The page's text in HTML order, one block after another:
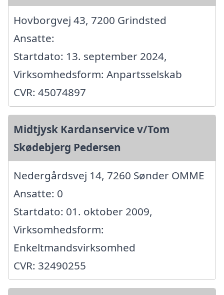
Hovborgvej 43, 7200 Grindsted
Ansatte:
Startdato: 13. september 2024,
Virksomhedsform: Anpartsselskab
CVR: 45074897
Midtjysk Kardanservice v/Tom
Skødebjerg Pedersen
Nedergårdsvej 14, 7260 Sønder OMME
Ansatte: 0
Startdato: 01. oktober 2009,
Virksomhedsform:
Enkeltmandsvirksomhed
CVR: 32490255